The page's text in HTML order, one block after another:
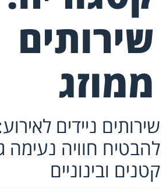
שירותים
ממוזג
שירותים ניידים
להבטיח חוויה נעימה
קטנים ובינוניים